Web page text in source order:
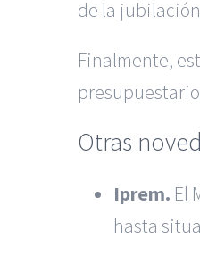
de la
Finalmente,
Otras
Iprem. El
hasta